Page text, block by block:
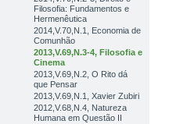
Filosofia: Fundamentos e
Hermenêutica
2014,V.70,N.1, Economia de
Comunhão
2013,V.69,N.3-4, Filosofia e
Cinema
2013,V.69,N.2, O Rito dá
que Pensar
2013,V.69,N.1, Xavier Zubiri
2012,V.68,N.4, Natureza
Humana em Questão II